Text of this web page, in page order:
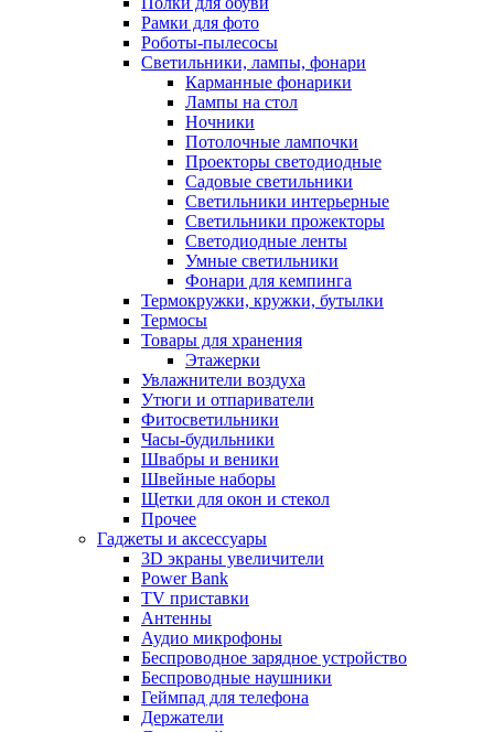
Рамки для фото
Роботы-пылесосы
Светильники, лампы, фонари
Карманные фонарики
Лампы на стол
Ночники
Потолочные лампочки
Проекторы светодиодные
Садовые светильники
Светильники интерьерные
Светильники прожекторы
Светодиодные ленты
Умные светильники
Фонари для кемпинга
Термокружки, кружки, бутылки
Термосы
Товары для хранения
Этажерки
Увлажнители воздуха
Утюги и отпариватели
Фитосветильники
Часы-будильники
Швабры и веники
Швейные наборы
Щетки для окон и стекол
Прочее
Гаджеты и аксессуары
3D экраны увеличители
Power Bank
TV приставки
Антенны
Аудио микрофоны
Беспроводное зарядное устройство
Беспроводные наушники
Геймпад для телефона
Держатели